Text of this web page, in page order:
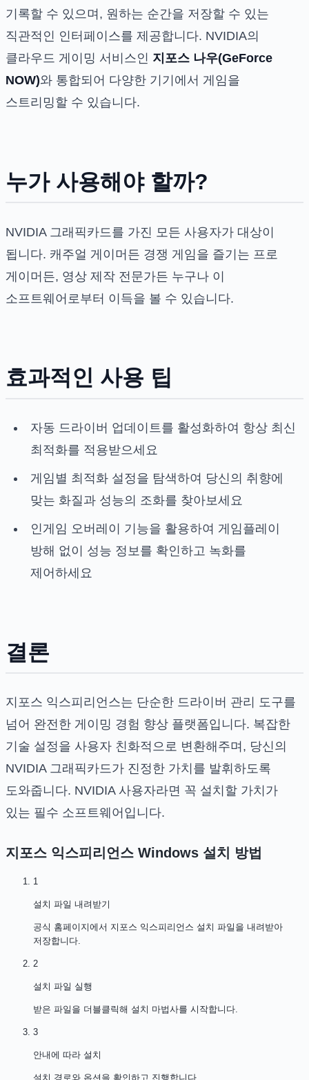
기록할 수 있으며, 원하는 순간을 저장할 수 있는
직관적인 인터페이스를 제공합니다. NVIDIA의
클라우드 게이밍 서비스인 지포스 나우(GeForce
NOW)와 통합되어 다양한 기기에서 게임을
스트리밍할 수 있습니다.
누가 사용해야 할까?
NVIDIA 그래픽카드를 가진 모든 사용자가 대상이
됩니다. 캐주얼 게이머든 경쟁 게임을 즐기는 프로
게이머든, 영상 제작 전문가든 누구나 이
소프트웨어로부터 이득을 볼 수 있습니다.
효과적인 사용 팁
자동 드라이버 업데이트를 활성화하여 항상 최신
최적화를 적용받으세요
게임별 최적화 설정을 탐색하여 당신의 취향에
맞는 화질과 성능의 조화를 찾아보세요
인게임 오버레이 기능을 활용하여 게임플레이
방해 없이 성능 정보를 확인하고 녹화를
제어하세요
결론
지포스 익스피리언스는 단순한 드라이버 관리 도구를
넘어 완전한 게이밍 경험 향상 플랫폼입니다. 복잡한
기술 설정을 사용자 친화적으로 변환해주며, 당신의
NVIDIA 그래픽카드가 진정한 가치를 발휘하도록
도와줍니다. NVIDIA 사용자라면 꼭 설치할 가치가
있는 필수 소프트웨어입니다.
지포스 익스피리언스 Windows 설치 방법
1
설치 파일 내려받기
공식 홈페이지에서 지포스 익스피리언스 설치 파일을 내려받아
저장합니다.
2
설치 파일 실행
받은 파일을 더블클릭해 설치 마법사를 시작합니다.
3
안내에 따라 설치
설치 경로와 옵션을 확인하고 진행합니다.